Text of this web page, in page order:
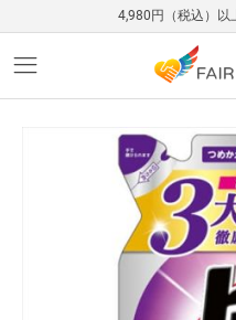
4,980円（税込）以